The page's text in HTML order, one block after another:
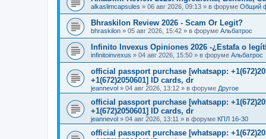
alkaslimcapsules » 06 авг 2026, 09:13 » в форуме Общий
Bhraskilon Review 2026 - Scam Or Legit?
bhraskilon » 05 авг 2026, 15:42 » в форуме Альбатрос
Infinito Invexus Opiniones 2026 -¿Estafa o
infinitoinvexus » 04 авг 2026, 15:50 » в форуме Альбатрос
official passport purchase [whatsapp:
+1(672)2050601] ID cards, dr
jeannevol » 04 авг 2026, 13:12 » в форуме Другое
official passport purchase [whatsapp:
+1(672)2050601] ID cards, dr
jeannevol » 04 авг 2026, 13:11 » в форуме КПЛ 16-30
official passport purchase [whatsapp: